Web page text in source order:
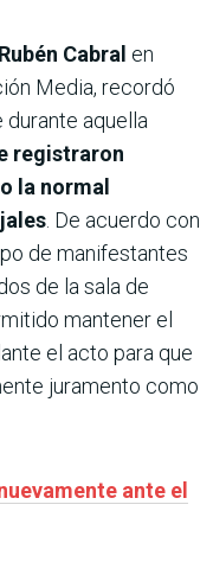
Rubén Cabral en
Media, recordó
durante aquella
registraron
la normal
. De acuerdo con
de manifestantes
de la sala de
mantener el
el acto para que
juramento como
ante el